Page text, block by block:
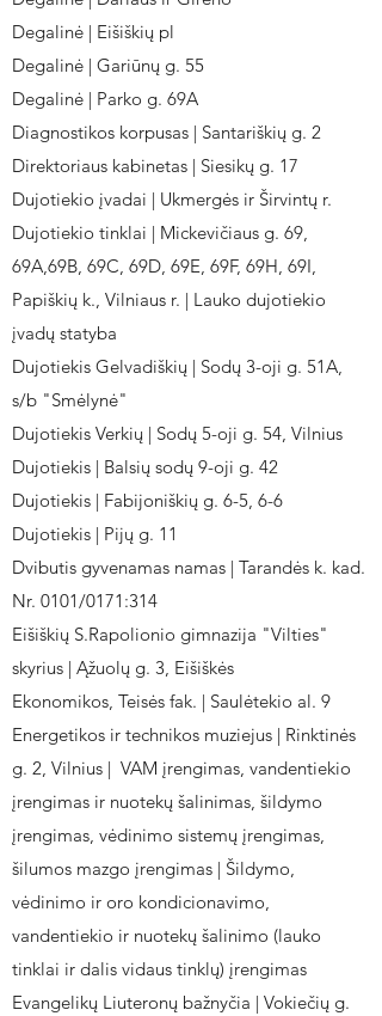
Degalinė | Eišiškių pl
Degalinė | Gariūnų g. 55
Degalinė | Parko g. 69A
Diagnostikos korpusas | Santariškių g. 2
Direktoriaus kabinetas | Siesikų g. 17
Dujotiekio įvadai | Ukmergės ir Širvintų r.
Dujotiekio tinklai | Mickevičiaus g. 69,
69A,69B, 69C, 69D, 69E, 69F, 69H, 69I,
Papiškių k., Vilniaus r. | Lauko dujotiekio
įvadų statyba
Dujotiekis Gelvadiškių | Sodų 3-oji g. 51A,
s/b "Smėlynė"
Dujotiekis Verkių | Sodų 5-oji g. 54, Vilnius
Dujotiekis | Balsių sodų 9-oji g. 42
Dujotiekis | Fabijoniškių g. 6-5, 6-6
Dujotiekis | Pijų g. 11
Dvibutis gyvenamas namas | Tarandės k. kad.
Nr. 0101/0171:314
Eišiškių S.Rapolionio gimnazija "Vilties"
skyrius | Ąžuolų g. 3, Eišiškės
Ekonomikos, Teisės fak. | Saulėtekio al. 9
Energetikos ir technikos muziejus | Rinktinės
g. 2, Vilnius | VAM įrengimas, vandentiekio
įrengimas ir nuotekų šalinimas, šildymo
įrengimas, vėdinimo sistemų įrengimas,
šilumos mazgo įrengimas | Šildymo,
vėdinimo ir oro kondicionavimo,
vandentiekio ir nuotekų šalinimo (lauko
tinklai ir dalis vidaus tinklų) įrengimas
Evangelikų Liuteronų bažnyčia | Vokiečių g.